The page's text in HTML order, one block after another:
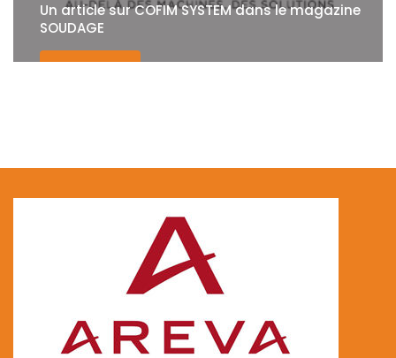
Un article sur COFIM SYSTEM dans le magazine
SOUDAGE
Lire la suite